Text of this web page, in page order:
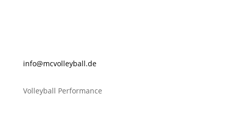
ed.ll
abyel
lovcm
@ofni
Volleyball Performance